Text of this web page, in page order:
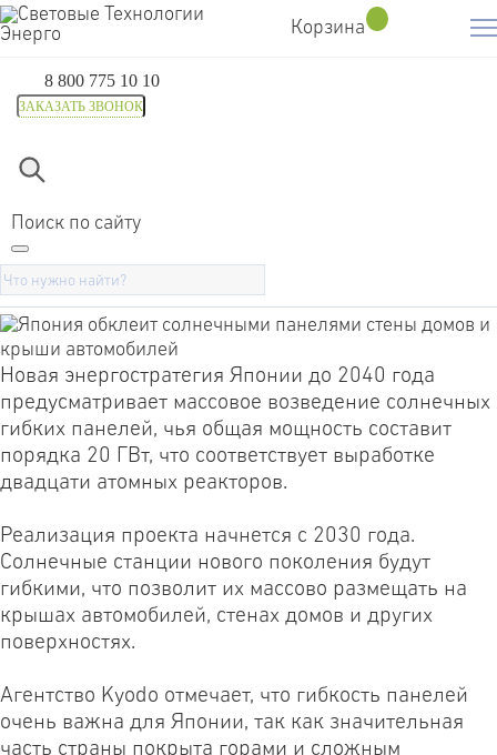
Корзина
8 800 775 10 10
ЗАКАЗАТЬ ЗВОНОК
Поиск по сайту
Главная
Япония обклеит солнечными панелями
стены домов и крыши автомобилей
Новая энергостратегия Японии до 2040 года
предусматривает массовое возведение солнечных
гибких панелей, чья общая мощность составит
порядка 20 ГВт, что соответствует выработке
двадцати атомных реакторов.
Реализация проекта начнется с 2030 года.
Солнечные станции нового поколения будут
гибкими, что позволит их массово размещать на
крышах автомобилей, стенах домов и других
поверхностях.
Агентство Kyodo отмечает, что гибкость панелей
очень важна для Японии, так как значительная
часть страны покрыта горами и сложным